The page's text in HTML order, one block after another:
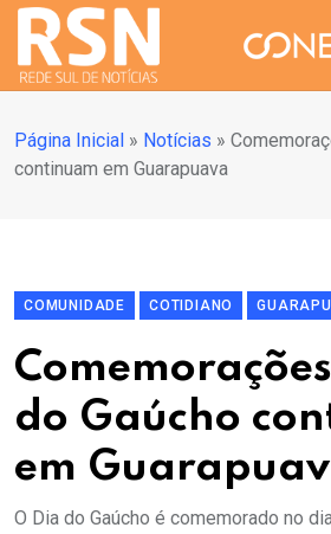
Página Inicial » Notícias »
continuam em Guarapuava
COMUNIDADE COTIDIANO
do Gaúcho
em
O Dia do Gaúcho é comemorado no